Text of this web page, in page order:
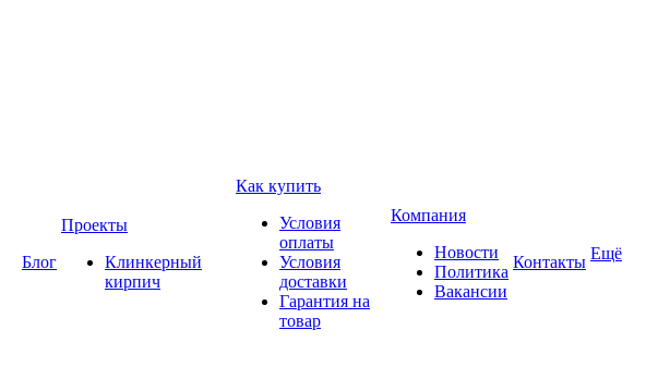
Блог
Проекты
Клинкерный
кирпич
Как купить
Условия
оплаты
Условия
доставки
Гарантия на
товар
Компания
Новости
Политика
Вакансии
Контакты Ещё